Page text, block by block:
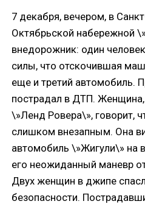
7 декабря, вечером, в
Октябрьской набережной
внедорожник: один
силы, что отскочившая
еще и третий автомобиль.
пострадал в ДТП.
\»Ленд Ровера\», говорит,
слишком внезапным. Она
автомобиль \»Жигули\» на
его неожиданный маневр
Двух женщин в джипе
безопасности.